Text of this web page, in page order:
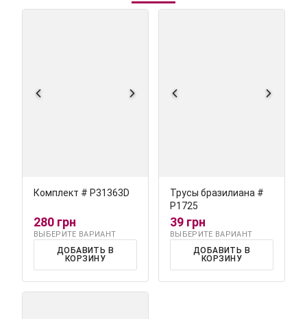
Комплект # Р31363D
280 грн
ВЫБЕРИТЕ ВАРИАНТ
ДОБАВИТЬ В
КОРЗИНУ
Трусы бразилиана #
Р1725
39 грн
ВЫБЕРИТЕ ВАРИАНТ
ДОБАВИТЬ В
КОРЗИНУ